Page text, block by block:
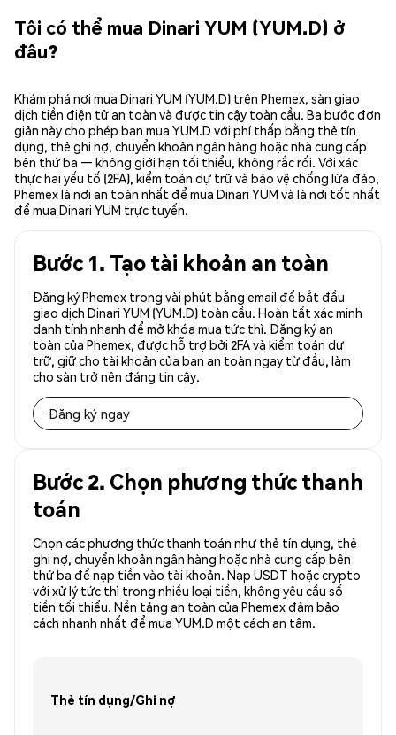
Tôi có thể mua Dinari YUM (YUM.D) ở
đâu?
Khám phá nơi mua Dinari YUM (YUM.D) trên Phemex, sàn giao
dịch tiền điện tử an toàn và được tin cậy toàn cầu. Ba bước đơn
giản này cho phép bạn mua YUM.D với phí thấp bằng thẻ tín
dụng, thẻ ghi nợ, chuyển khoản ngân hàng hoặc nhà cung cấp
bên thứ ba — không giới hạn tối thiểu, không rắc rối. Với xác
thực hai yếu tố (2FA), kiểm toán dự trữ và bảo vệ chống lừa đảo,
Phemex là nơi an toàn nhất để mua Dinari YUM và là nơi tốt nhất
để mua Dinari YUM trực tuyến.
Bước 1. Tạo tài khoản an toàn
Đăng ký Phemex trong vài phút bằng email để bắt đầu
giao dịch Dinari YUM (YUM.D) toàn cầu. Hoàn tất xác minh
danh tính nhanh để mở khóa mua tức thì. Đăng ký an
toàn của Phemex, được hỗ trợ bởi 2FA và kiểm toán dự
trữ, giữ cho tài khoản của bạn an toàn ngay từ đầu, làm
cho sàn trở nên đáng tin cậy.
Đăng ký ngay
Bước 2. Chọn phương thức thanh
toán
Chọn các phương thức thanh toán như thẻ tín dụng, thẻ
ghi nợ, chuyển khoản ngân hàng hoặc nhà cung cấp bên
thứ ba để nạp tiền vào tài khoản. Nạp USDT hoặc crypto
với xử lý tức thì trong nhiều loại tiền, không yêu cầu số
tiền tối thiểu. Nền tảng an toàn của Phemex đảm bảo
cách nhanh nhất để mua YUM.D một cách an tâm.
Thẻ tín dụng/Ghi nợ